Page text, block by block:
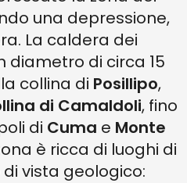
una depressione,
La caldera dei
diametro di circa 15
collina di Posillipo,
di Camaldoli, fino
di Cuma e Monte
è ricca di luoghi di
vista geologico: